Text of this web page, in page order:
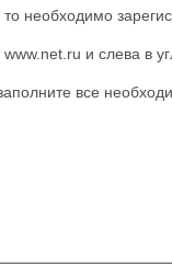
необходимо
и слева в
все